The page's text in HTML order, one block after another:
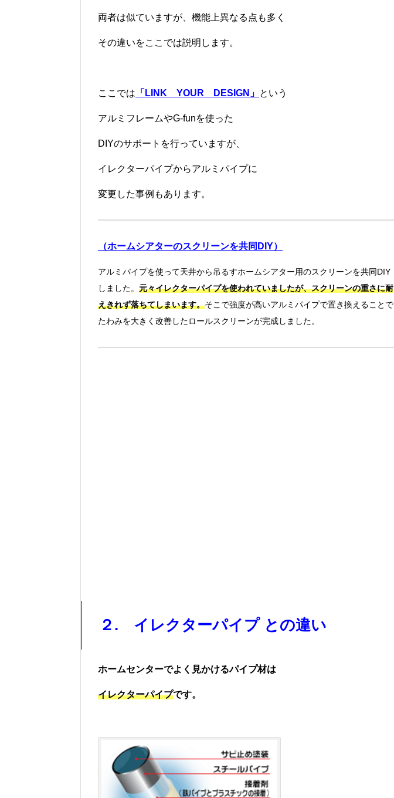
両者は似ていますが、機能上異なる点も多く
その違いをここでは説明します。
ここでは 「LINK YOUR DESIGN」 という
アルミフレームやG-funを使った
DIYのサポートを行っていますが、
イレクターパイプからアルミパイプに
変更した事例もあります。
（ホームシアターのスクリーンを共同DIY）
アルミパイプを使って天井から吊るすホームシアター用のスクリーンを共同DIY
しました。 元々イレクターパイプを使われていましたが、スクリーンの重さに耐
えきれず落ちてしまいます。そこで強度が高いアルミパイプで置き換えることで
たわみを大きく改善したロールスクリーンが完成しました。
２. イレクターパイプ との違い
ホームセンターでよく見かけるパイプ材は
イレクターパイプです。